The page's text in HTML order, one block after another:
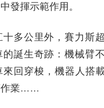
發揮示範作用。
公里外，賽力斯
的誕生奇跡：機械臂
來回穿梭，機器人搭
作業……